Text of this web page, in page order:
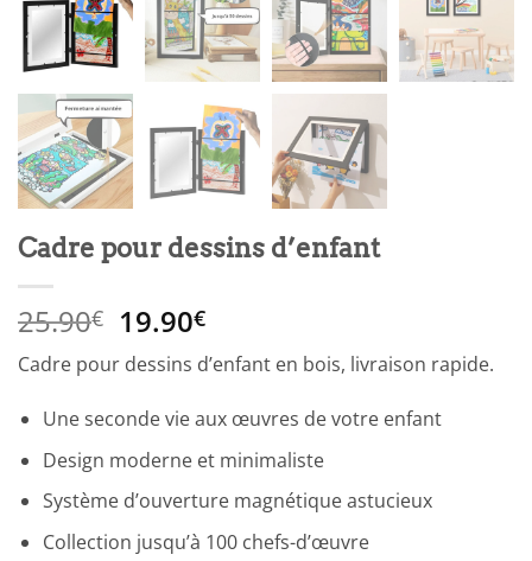
Cadre pour dessins d’enfant
25.90€ Le
prix
initial
était :
25.90€.
19.90€Le
prix
actuel
est :
19.90€.
Cadre pour dessins d’enfant en bois, livraison rapide.
Une seconde vie aux œuvres de votre enfant
Design moderne et minimaliste
Système d’ouverture magnétique astucieux
Collection jusqu’à 100 chefs-d’œuvre